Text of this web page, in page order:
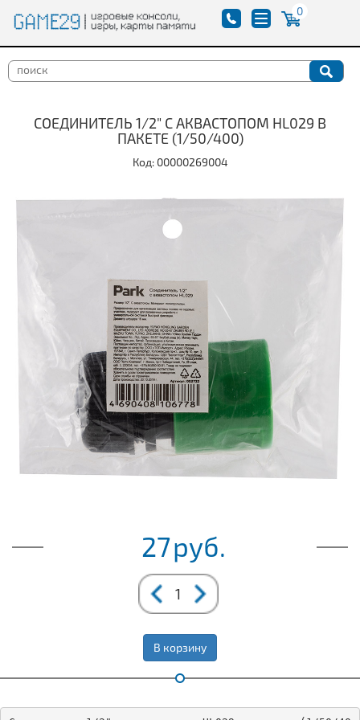
0
СОЕДИНИТЕЛЬ 1/2" С АКВАСТОПОМ HL029 В
ПАКЕТЕ (1/50/400)
Код: 00000269004
27руб.
В корзину